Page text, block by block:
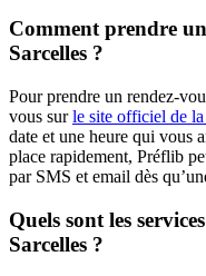
Comment prendre
Sarcelles ?
Pour prendre un rendez-
vous surle site officiel de
date et une heure qui vous
place rapidement, Préflib
par SMS et email dès
Quels sont les
Sarcelles ?